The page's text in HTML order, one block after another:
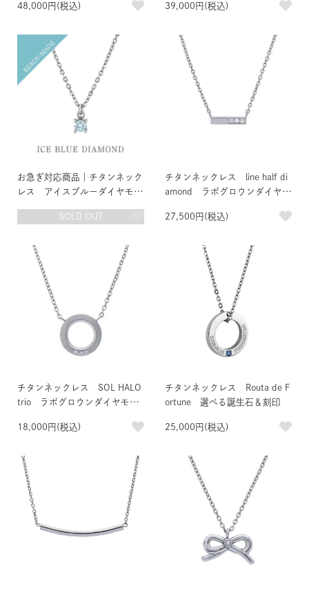
48,000円(税込)
C
39,000円(税込)
お急ぎ対応商品｜チタンネック
レス アイスブルーダイヤモン
SOLD OUT
チタンネックレス line half di
amond ラボグロウンダイヤモ
27,500円(税込)
チタンネックレス SOL HALO
trio ラボグロウンダイヤモン
18,000円(税込)
チタンネックレス Routa de F
ortune 選べる誕生石＆刻印
25,000円(税込)